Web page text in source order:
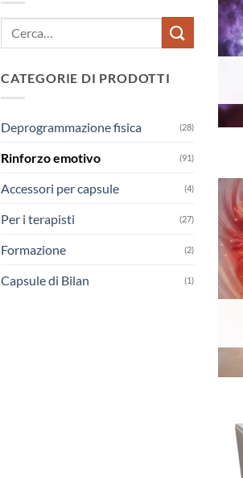
CATEGORIE DI PRODOTTI
Deprogrammazione fisica (28)
Rinforzo emotivo (91)
Accessori per capsule (4)
Per i terapisti (27)
Formazione (2)
Capsule di Bilan (1)